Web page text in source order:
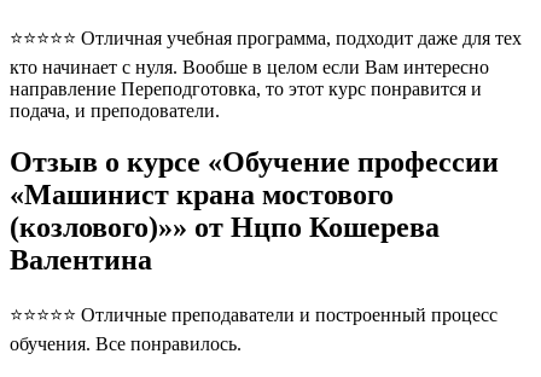
⭐⭐⭐⭐⭐ Отличная учебная программа, подходит даже для тех
кто начинает с нуля. Вообше в целом если Вам интересно
направление Переподготовка, то этот курс понравится и
подача, и преподователи.
Отзыв о курсе «Обучение профессии
«Машинист крана мостового
(козлового)»» от Нцпо Кошерева
Валентина
⭐⭐⭐⭐⭐ Отличные преподаватели и построенный процесс
обучения. Все понравилось.